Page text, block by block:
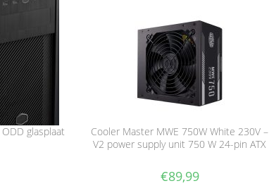
glasplaat
Cooler Master MWE 750W White 230V –
V2 power supply unit 750 W 24-pin ATX
€89,99